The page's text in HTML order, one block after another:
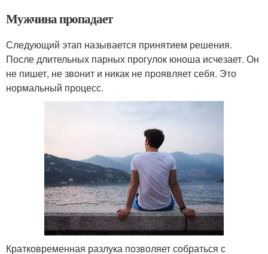
Мужчина пропадает
Следующий этап называется принятием решения.
После длительных парных прогулок юноша исчезает. Он
не пишет, не звонит и никак не проявляет себя. Это
нормальный процесс.
Кратковременная разлука позволяет собраться с